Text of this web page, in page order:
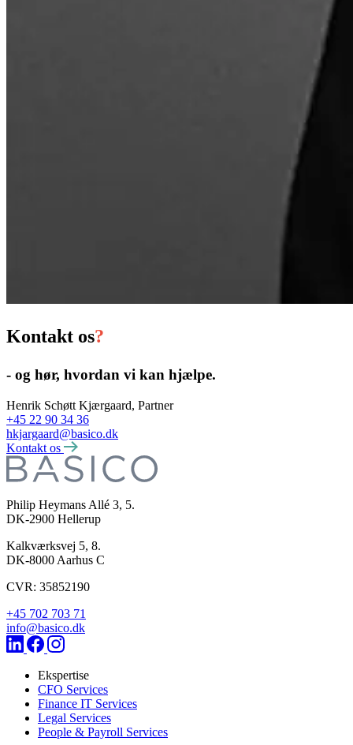
Kontakt os?
- og hør, hvordan vi kan hjælpe.
Henrik Schøtt Kjærgaard, Partner
+45 22 90 34 36
hkjargaard@basico.dk
Kontakt os
Philip Heymans Allé 3, 5.
DK-2900 Hellerup
Kalkværksvej 5, 8.
DK-8000 Aarhus C
CVR: 35852190
+45 702 703 71
info@basico.dk
Ekspertise
CFO Services
Finance IT Services
Legal Services
People & Payroll Services